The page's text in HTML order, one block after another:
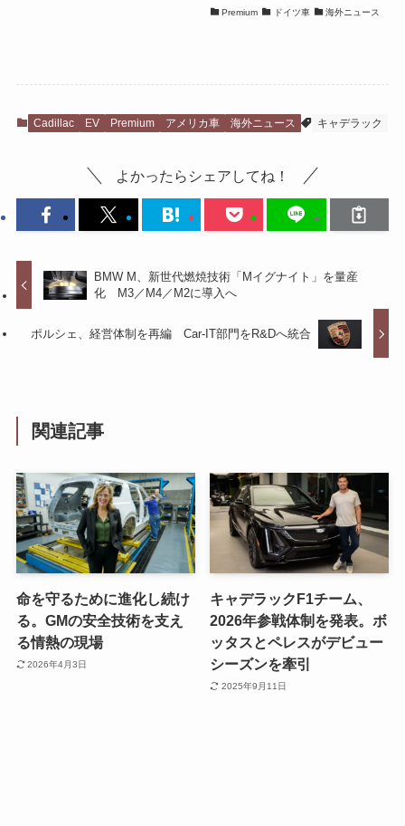
Premium
ドイツ車 海外ニュース
Cadillac EV Premium アメリカ車 海外ニュース キャデラック
よかったらシェアしてね！
BMW M、新世代燃焼技術「Mイグナイト」を量産
化 M3／M4／M2に導入へ
ポルシェ、経営体制を再編 Car-IT部門をR&Dへ統合
関連記事
命を守るために進化し続け
る。GMの安全技術を支え
る情熱の現場
2026年4月3日
キャデラックF1チーム、
2026年参戦体制を発表。ボ
ッタスとペレスがデビュー
シーズンを牽引
2025年9月11日